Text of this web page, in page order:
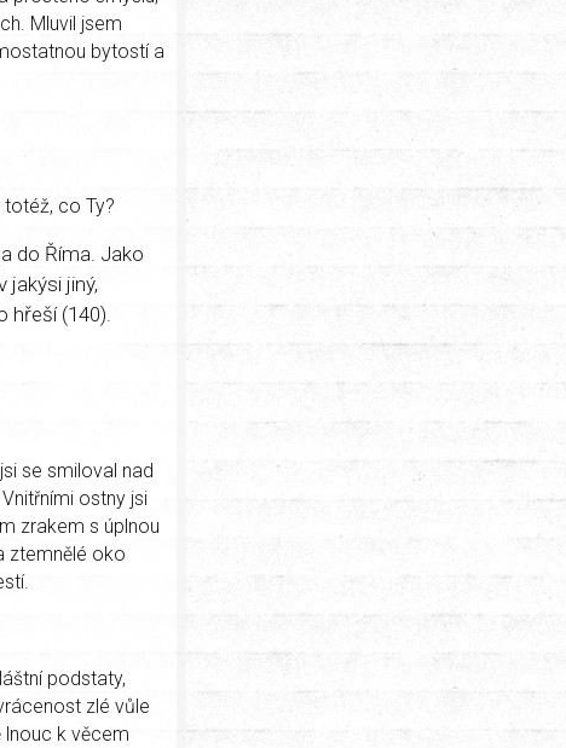
Mluvil jsem
bytostí a
co Ty?
do Říma. Jako
jakýsi jiný,
hřeší (140).
se smiloval nad
ostny jsi
zrakem s úplnou
ztemnělé oko
podstaty,
zlé vůle
lnouc k věcem